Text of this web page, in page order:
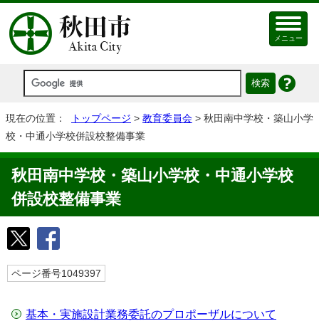
メニュー
現在の位置： トップページ > 教育委員会 > 秋田南中学校・築山小学
校・中通小学校併設校整備事業
秋田南中学校・築山小学校・中通小学校
併設校整備事業
ページ番号1049397
基本・実施設計業務委託のプロポーザルについて